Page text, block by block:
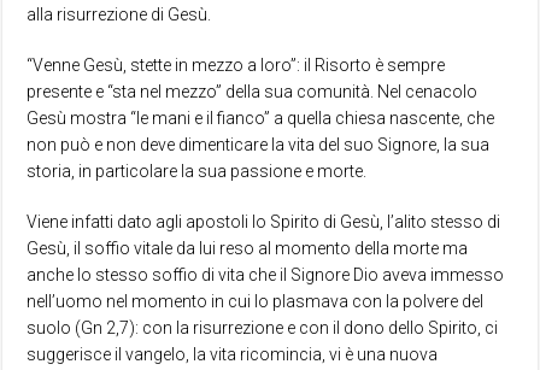
alla risurrezione di Gesù.
“Venne Gesù, stette in mezzo a loro”: il Risorto è sempre
presente e “sta nel mezzo” della sua comunità. Nel cenacolo
Gesù mostra “le mani e il fianco” a quella chiesa nascente, che
non può e non deve dimenticare la vita del suo Signore, la sua
storia, in particolare la sua passione e morte.
Viene infatti dato agli apostoli lo Spirito di Gesù, l’alito stesso di
Gesù, il soffio vitale da lui reso al momento della morte ma
anche lo stesso soffio di vita che il Signore Dio aveva immesso
nell’uomo nel momento in cui lo plasmava con la polvere del
suolo (Gn 2,7): con la risurrezione e con il dono dello Spirito, ci
suggerisce il vangelo, la vita ricomincia, vi è una nuova